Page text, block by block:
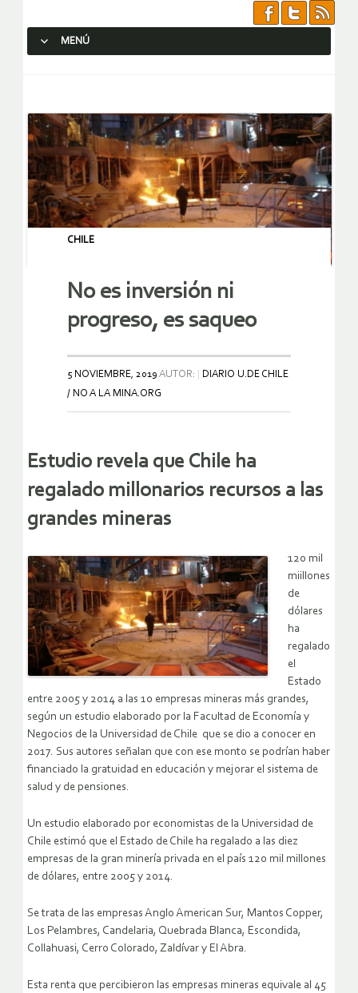
MENÚ
CHILE
No es inversión ni
progreso, es saqueo
5 NOVIEMBRE, 2019 AUTOR:
DIARIO U.DE CHILE
/ NO A LA MINA.ORG
Estudio revela que Chile ha
regalado millonarios recursos a las
grandes mineras
120 mil
miillones
de
dólares
ha
regalado
el
Estado
entre 2005 y 2014 a las 10 empresas mineras más grandes,
según un estudio elaborado por la Facultad de Economía y
Negocios de la Universidad de Chile que se dio a conocer en
2017. Sus autores señalan que con ese monto se podrían haber
financiado la gratuidad en educación y mejorar el sistema de
salud y de pensiones.
Un estudio elaborado por economistas de la Universidad de
Chile estimó que el Estado de Chile ha regalado a las diez
empresas de la gran minería privada en el país 120 mil millones
de dólares, entre 2005 y 2014.
Se trata de las empresas Anglo American Sur, Mantos Copper,
Los Pelambres, Candelaria, Quebrada Blanca, Escondida,
Collahuasi, Cerro Colorado, Zaldívar y El Abra.
Esta renta que percibieron las empresas mineras equivale al 45